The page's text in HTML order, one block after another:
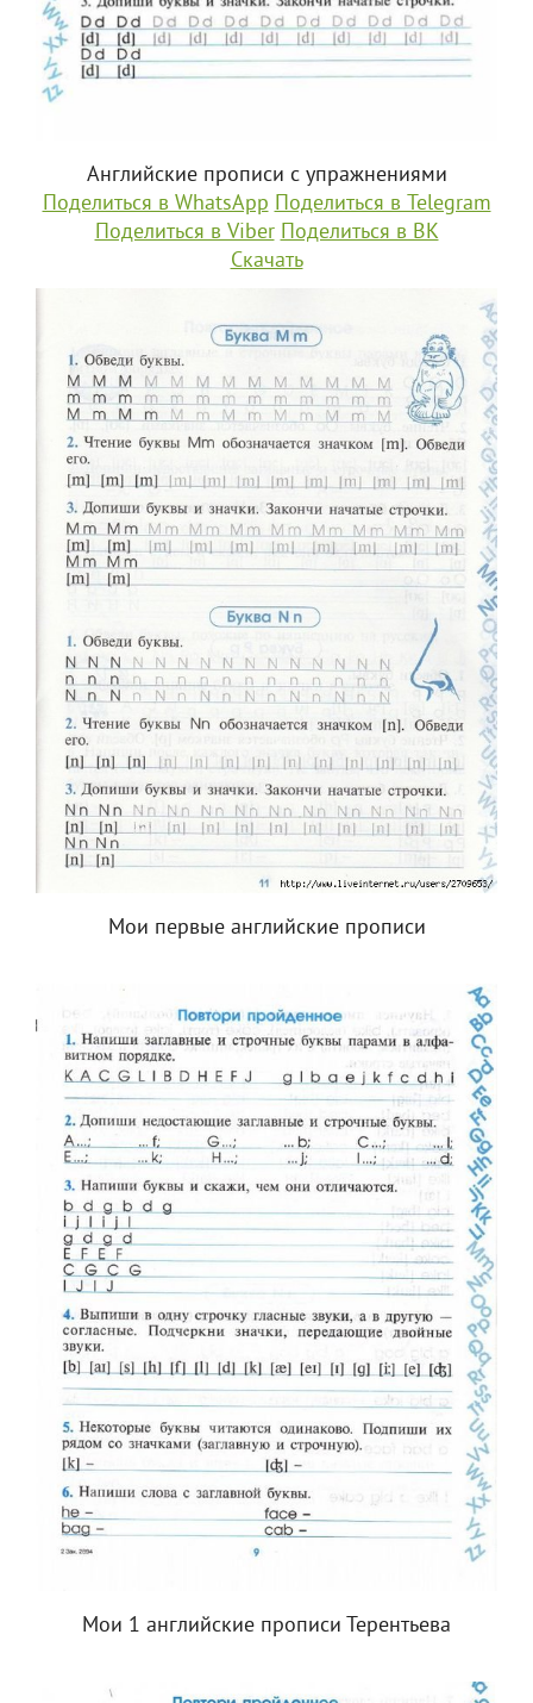
Английские прописи с упражнениями
Поделиться в WhatsApp Поделиться в Telegram
Поделиться в Viber Поделиться в ВК
Скачать
Мои первые английские прописи
Мои 1 английские прописи Терентьева